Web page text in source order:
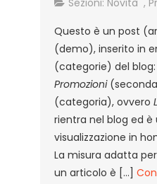
Questo è un post
(demo), inserito in
(categorie) del
Promozioni
(categoria), ovvero
rientra nel blog ed
visualizzazione in
La misura adatta
un articolo è […]